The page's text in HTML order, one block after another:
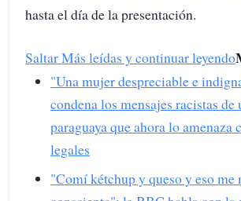
hasta el día de la presentación.
Saltar Más leídas y continuar leyendo
"Una mujer despreciable e
condena los mensajes racistas de
paraguaya que ahora lo amenaza
legales
"Comí kétchup y queso y eso me